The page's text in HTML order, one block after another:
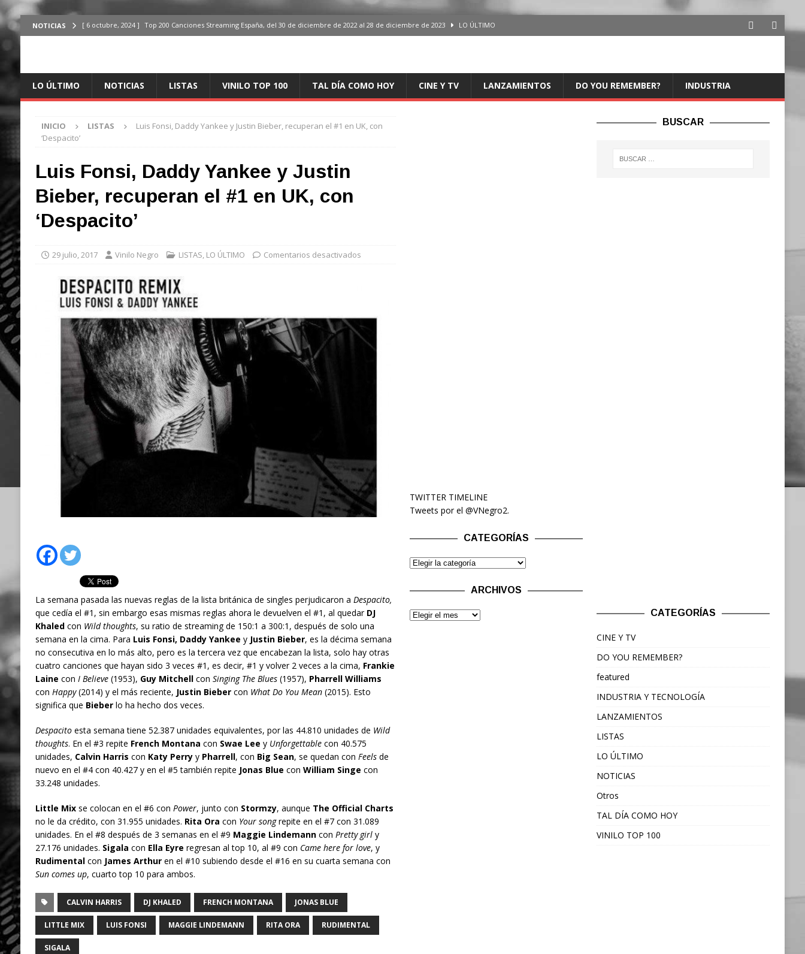
NOTICIAS [ 6 octubre, 2024 ] Top 200 Canciones Streaming España, del 30 de diciembre de 2022 al 28 de diciembre de 2023 LO ÚLTIMO
ÚLTIMO
ÚLTIMO
LO ÚLTIMO NOTICIAS LISTAS VINILO TOP 100 TAL DÍA COMO HOY CINE Y TV LANZAMIENTOS DO YOU REMEMBER? INDUSTRIA
INICIO LISTAS
Luis Fonsi, Daddy Yankee y Justin Bieber, recuperan el #1 en UK, con
‘Despacito’
Luis Fonsi, Daddy Yankee y Justin
Bieber, recuperan el #1 en UK, con
‘Despacito’
29 julio, 2017 Vinilo Negro LISTAS, LO ÚLTIMO Comentarios desactivados
La semana pasada las nuevas reglas de la lista británica de singles perjudicaron a Despacito,
que cedía el #1, sin embargo esas mismas reglas ahora le devuelven el #1, al quedar DJ
Khaledcon Wild thoughts, su ratio de streaming de 150:1 a 300:1, después de solo una
semana en la cima. Para Luis Fonsi, Daddy Yankee yJustin Bieber, es la décima semana
no consecutiva en lo más alto, pero es la tercera vez que encabezan la lista, solo hay otras
cuatro canciones que hayan sido 3 veces #1, es decir, #1 y volver 2 veces a la cima, Frankie
Laine con I Believe(1953), Guy Mitchellcon Singing The Blues(1957), Pharrell Williams
con Happy(2014) y el más reciente, Justin Biebercon What Do You Mean(2015). Esto
significa que Bieberlo ha hecho dos veces.
Despacitoesta semana tiene 52.387 unidades equivalentes, por las 44.810 unidades de Wild
thoughts. En el #3 repite French Montana con Swae Lee y Unforgettablecon 40.575
unidades, Calvin Harris con Katy Perryy Pharrell, con Big Sean, se quedan con Feelsde
nuevo en el #4 con 40.427 y en el #5 también repite Jonas Blue con William Singe con
33.248 unidades.
Little Mixse colocan en el #6 con Power, junto con Stormzy, aunque The Official Charts
no le da crédito, con 31.955 unidades. Rita Ora con Your songrepite en el #7 con 31.089
unidades. En el #8 después de 3 semanas en el #9 Maggie Lindemanncon Pretty girly
27.176 unidades. Sigala con Ella Eyre regresan al top 10, al #9 con Came here for love, y
Rudimentalcon James Arthuren el #10 subiendo desde el #16 en su cuarta semana con
Sun comes up, cuarto top 10 para ambos.
CALVIN HARRIS DJ KHALED FRENCH MONTANA JONAS BLUE
LITTLE MIX LUIS FONSI MAGGIE LINDEMANN RITA ORA RUDIMENTAL
SIGALA
TWITTER TIMELINE
Tweets por el @VNegro2.
CATEGORÍAS
ARCHIVOS
BUSCAR
CATEGORÍAS
CINE Y TV
DO YOU REMEMBER?
featured
INDUSTRIA Y TECNOLOGÍA
LANZAMIENTOS
LISTAS
LO ÚLTIMO
NOTICIAS
Otros
TAL DÍA COMO HOY
VINILO TOP 100